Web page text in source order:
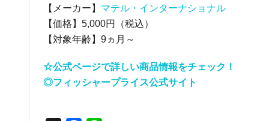
【メーカー】 マテル・インターナショナル
【価格】5,000円（税込）
【対象年齢】9ヵ月～
☆公式ページで詳しい商品情報をチェック！
◎フィッシャープライス公式サイト